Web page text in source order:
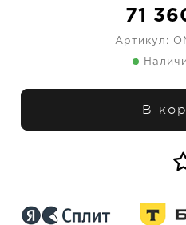
71
Артикул:
В